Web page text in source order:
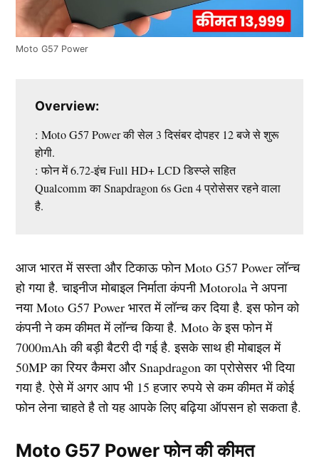
Moto G57 Power
Overview:
: Moto G57 Power की सेल 3 दिसंबर दोपहर 12 बजे से शुरू
होगी.
: फोन में 6.72-इंच Full HD+ LCD डिस्प्ले सहित
Qualcomm का Snapdragon 6s Gen 4 प्रोसेसर रहने वाला
है.
आज भारत में सस्ता और टिकाऊ फोन Moto G57 Power लॉन्च
हो गया है. चाइनीज मोबाइल निर्माता कंपनी Motorola ने अपना
नया Moto G57 Power भारत में लॉन्च कर दिया है. इस फोन को
कंपनी ने कम कीमत में लॉन्च किया है. Moto के इस फोन में
7000mAh की बड़ी बैटरी दी गई है. इसके साथ ही मोबाइल में
50MP का रियर कैमरा और Snapdragon का प्रोसेसर भी दिया
गया है. ऐसे में अगर आप भी 15 हजार रुपये से कम कीमत में कोई
फोन लेना चाहते है तो यह आपके लिए बढ़िया ऑपसन हो सकता है.
Moto G57 Power फोन की कीमत